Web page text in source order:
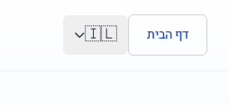
דלג לתוכן הראשי
דף הבית 🇮🇱